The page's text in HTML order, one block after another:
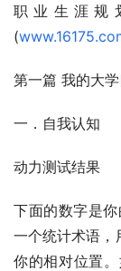
职业生涯规
(
第一篇 我的大
一．自我认知
动力测试结果
下面的数字是
一个统计术语，
你的相对位置